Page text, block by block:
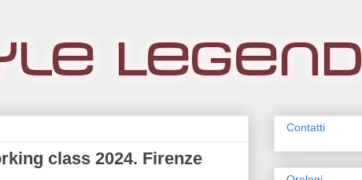
class 2024. Firenze
Contatti